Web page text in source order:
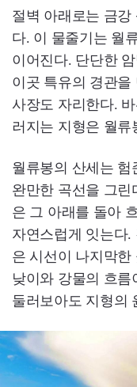
절벽 아래로는 금
다. 이 물줄기는 월
이어진다. 단단한
이곳 특유의 경관을
사장도 자리한다.
러지는 지형은 월
월류봉의 산세는
완만한 곡선을 그린
은 그 아래를 돌아
자연스럽게 잇는다.
은 시선이 나지막
낮이와 강물의 흐름
둘러보아도 지형의